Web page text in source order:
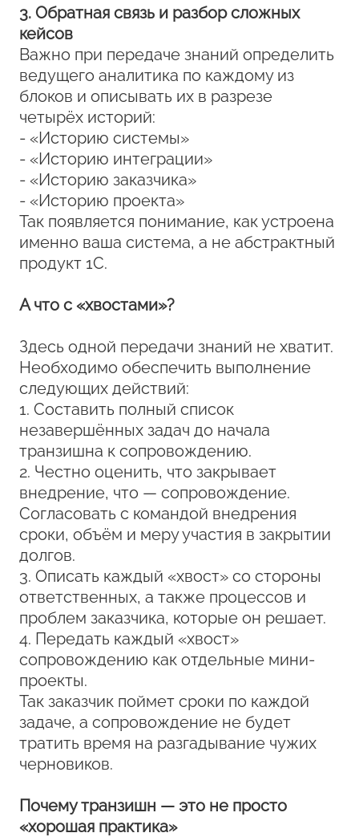
3. Обратная связь и разбор сложных
кейсов
Важно при передаче знаний определить
ведущего аналитика по каждому из
блоков и описывать их в разрезе
четырёх историй:
- «Историю системы»
- «Историю интеграции»
- «Историю заказчика»
- «Историю проекта»
Так появляется понимание, как устроена
именно ваша система, а не абстрактный
продукт 1С.
А что с «хвостами»?
Здесь одной передачи знаний не хватит.
Необходимо обеспечить выполнение
следующих действий:
1. Составить полный список
незавершённых задач до начала
транзишна к сопровождению.
2. Честно оценить, что закрывает
внедрение, что — сопровождение.
Согласовать с командой внедрения
сроки, объём и меру участия в закрытии
долгов.
3. Описать каждый «хвост» со стороны
ответственных, а также процессов и
проблем заказчика, которые он решает.
4. Передать каждый «хвост»
сопровождению как отдельные мини-
проекты.
Так заказчик поймет сроки по каждой
задаче, а сопровождение не будет
тратить время на разгадывание чужих
черновиков.
Почему транзишн — это не просто
«хорошая практика»